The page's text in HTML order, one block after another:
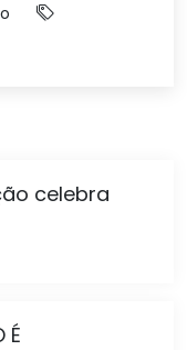
celebra
É